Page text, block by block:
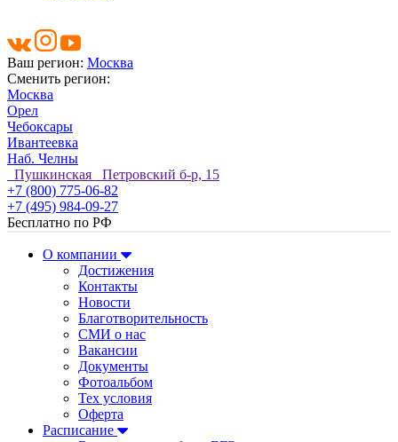
Ваш регион: Москва
Сменить регион:
Москва
Орел
Чебоксары
Ивантеевка
Наб. Челны
Пушкинская Петровский б-р, 15
+7 (800) 775-06-82
+7 (495) 984-09-27
Бесплатно по РФ
О компании
Достижения
Контакты
Новости
Благотворительность
СМИ о нас
Вакансии
Документы
Фотоальбом
Тех условия
Оферта
Расписание